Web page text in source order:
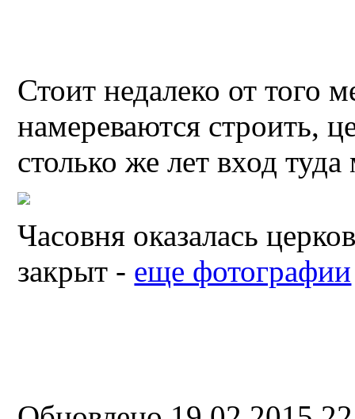
Стоит недалеко от того
намереваются строить,
столько же лет вход
Часовня оказалась
закрыт - еще фотографии